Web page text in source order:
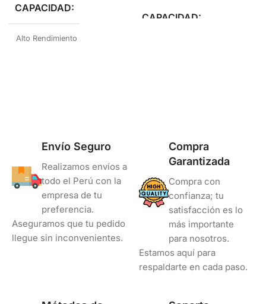
CAPACIDAD
Alto Rendimiento
CAPACIDAD
Envío Seguro
Realizamos envíos a
todo el Perú con la
empresa de tu
preferencia.
Aseguramos que tu pedido
llegue sin inconvenientes.
Compra
Garantizada
Compra con
confianza; tu
satisfacción es lo
más importante
para nosotros.
Estamos aquí para
respaldarte en cada paso.